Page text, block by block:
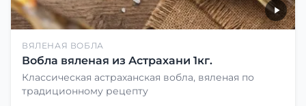
ВЯЛЕНАЯ ВОБЛА
Вобла вяленая из Астрахани 1кг.
Классическая астраханская вобла, вяленая по
традиционному рецепту